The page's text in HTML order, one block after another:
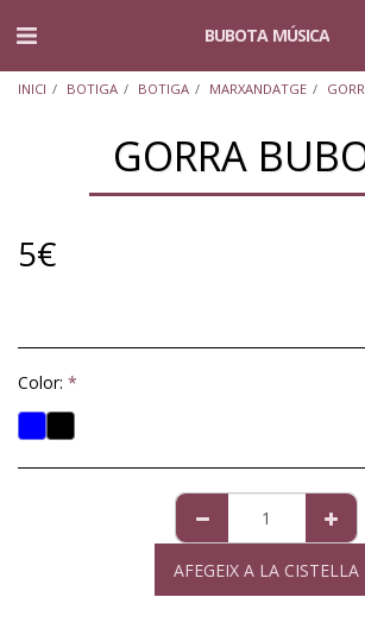
BUBOTA MÚSICA
INICI BOTIGA BOTIGA MARXANDATGE
GORRA
5€
Color: *
AFEGEIX A LA CISTELLA